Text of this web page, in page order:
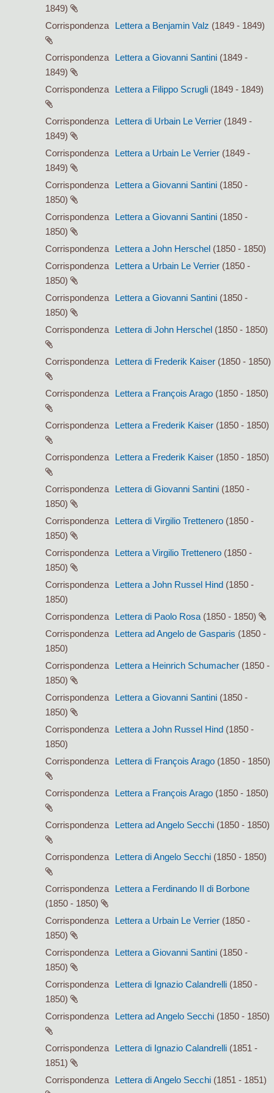
1849)
Corrispondenza
Lettera a Benjamin Valz (1849 - 1849)
Corrispondenza Lettera a Giovanni Santini (1849 -
1849)
Corrispondenza
Lettera a Filippo Scrugli (1849 - 1849)
Corrispondenza Lettera di Urbain Le Verrier (1849 -
1849)
Corrispondenza
Lettera a Urbain Le Verrier (1849 -
1849)
Corrispondenza
Lettera a Giovanni Santini (1850 -
1850)
Corrispondenza
Lettera a Giovanni Santini (1850 -
1850)
Corrispondenza
Lettera a John Herschel (1850 - 1850)
Corrispondenza
Lettera a Urbain Le Verrier (1850 -
1850)
Corrispondenza
Lettera a Giovanni Santini (1850 -
1850)
Corrispondenza
Lettera di John Herschel (1850 - 1850)
Corrispondenza Lettera di Frederik Kaiser (1850 - 1850)
Corrispondenza Lettera a François Arago (1850 - 1850)
Corrispondenza Lettera a Frederik Kaiser (1850 - 1850)
Corrispondenza Lettera a Frederik Kaiser (1850 - 1850)
Corrispondenza Lettera di Giovanni Santini (1850 -
1850)
Corrispondenza
Lettera di Virgilio Trettenero (1850 -
1850)
Corrispondenza
Lettera a Virgilio Trettenero (1850 -
1850)
Corrispondenza
Lettera a John Russel Hind (1850 -
1850)
Corrispondenza
Lettera di Paolo Rosa (1850 - 1850)
Corrispondenza
Lettera ad Angelo de Gasparis (1850 -
1850)
Corrispondenza
Lettera a Heinrich Schumacher (1850 -
1850)
Corrispondenza
Lettera a Giovanni Santini (1850 -
1850)
Corrispondenza
Lettera a John Russel Hind (1850 -
1850)
Corrispondenza
Lettera di François Arago (1850 - 1850)
Corrispondenza Lettera a François Arago (1850 - 1850)
Corrispondenza Lettera ad Angelo Secchi (1850 - 1850)
Corrispondenza Lettera di Angelo Secchi (1850 - 1850)
Corrispondenza
Lettera a Ferdinando II di Borbone
(1850 - 1850)
Corrispondenza
Lettera a Urbain Le Verrier (1850 -
1850)
Corrispondenza
Lettera a Giovanni Santini (1850 -
1850)
Corrispondenza
Lettera di Ignazio Calandrelli (1850 -
1850)
Corrispondenza
Lettera ad Angelo Secchi (1850 - 1850)
Corrispondenza Lettera di Ignazio Calandrelli (1851 -
1851)
Corrispondenza
Lettera di Angelo Secchi (1851 - 1851)